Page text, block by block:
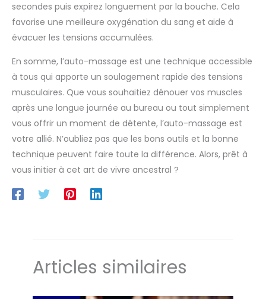
secondes puis expirez longuement par la bouche. Cela
favorise une meilleure oxygénation du sang et aide à
évacuer les tensions accumulées.
En somme, l’auto-massage est une technique accessible
à tous qui apporte un soulagement rapide des tensions
musculaires. Que vous souhaitiez dénouer vos muscles
après une longue journée au bureau ou tout simplement
vous offrir un moment de détente, l’auto-massage est
votre allié. N’oubliez pas que les bons outils et la bonne
technique peuvent faire toute la différence. Alors, prêt à
vous initier à cet art de vivre ancestral ?
Articles similaires